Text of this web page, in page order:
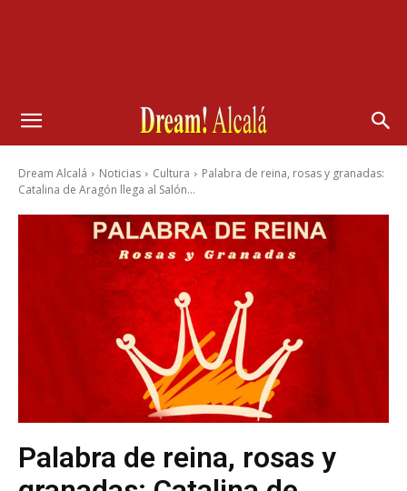
Dream Alcalá Noticias Cultura
Palabra de reina, rosas y granadas:
Catalina de Aragón llega al Salón...
Palabra de reina, rosas y